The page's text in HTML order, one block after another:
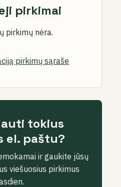
pirkimai
pirkimų nėra.
pirkimų sąraše
tokius
el. paštu?
ir gaukite jūsų
viešuosius pirkimus